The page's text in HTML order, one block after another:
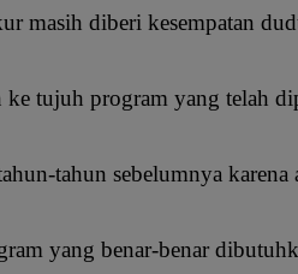
masih diberi kesempatan
ke tujuh program yang telah
tahun sebelumnya karena
yang benar-benar